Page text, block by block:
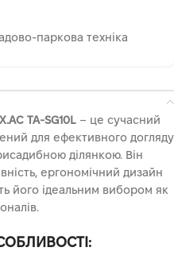
паркова техніка
TA-SG10L – це сучасний
для ефективного догляду
ділянкою. Він
ергономічний дизайн
його ідеальним вибором як